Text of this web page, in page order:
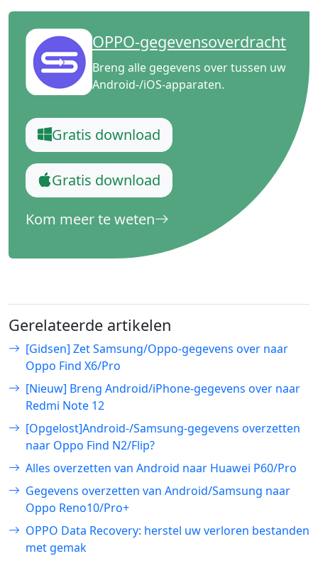
OPPO-gegevensoverdracht
Breng alle gegevens over tussen uw
Android-/iOS-apparaten.
Gratis download
Gratis download
Kom meer te weten
Gerelateerde artikelen
[Gidsen] Zet Samsung/Oppo-gegevens over naar
Oppo Find X6/Pro
[Nieuw] Breng Android/iPhone-gegevens over naar
Redmi Note 12
[Opgelost]Android-/Samsung-gegevens overzetten
naar Oppo Find N2/Flip?
Alles overzetten van Android naar Huawei P60/Pro
Gegevens overzetten van Android/Samsung naar
Oppo Reno10/Pro+
OPPO Data Recovery: herstel uw verloren bestanden
met gemak